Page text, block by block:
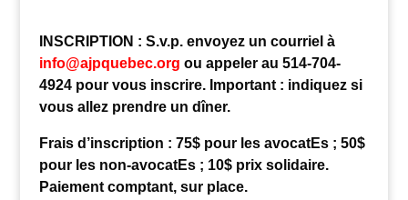
INSCRIPTION : S.v.p. envoyez un courriel à
info@ajpquebec.org ou appeler au 514-704-
4924 pour vous inscrire. Important : indiquez si
vous allez prendre un dîner.
Frais d’inscription : 75$ pour les avocatEs ; 50$
pour les non-avocatEs ; 10$ prix solidaire.
Paiement comptant, sur place.